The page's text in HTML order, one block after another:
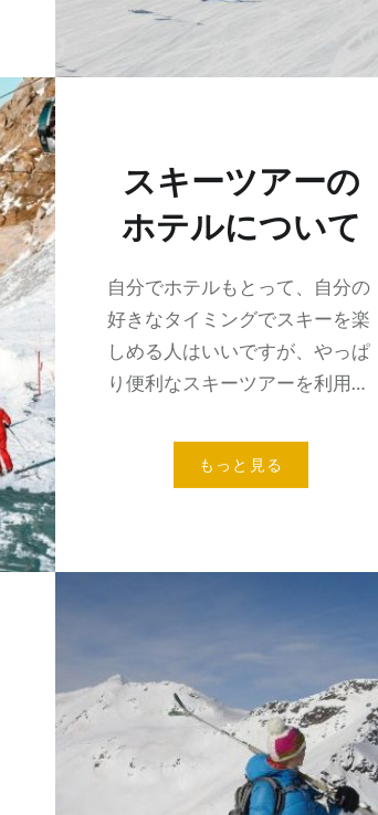
スキーツアーの
ホテルについて
自分でホテルもとって、自分の
好きなタイミングでスキーを楽
しめる人はいいですが、やっぱ
り便利なスキーツアーを利用…
もっと見る